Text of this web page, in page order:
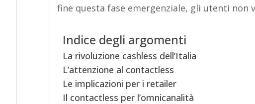
fine questa fase emergenziale, gli utenti
Indice degli argomenti
La rivoluzione cashless dell’Italia
L’attenzione al contactless
Le implicazioni per i retailer
Il contactless per l’omnicanalità